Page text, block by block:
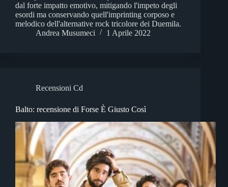
dal forte impatto emotivo, mitigando l'impeto degli
esordi ma conservando quell'imprinting corposo e
melodico dell'alternative rock tricolore dei Duemila.
Andrea Musumeci
1 Aprile 2022
Recensioni Cd
Balto: recensione di Forse È Giusto Così